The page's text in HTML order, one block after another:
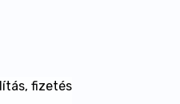
fizetés